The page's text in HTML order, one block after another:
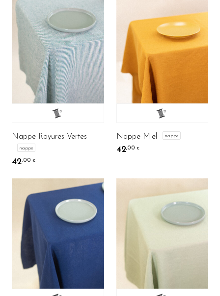
Nappe Rayures Vertes
nappe
42,00 €
Nappe Miel nappe
42,00€